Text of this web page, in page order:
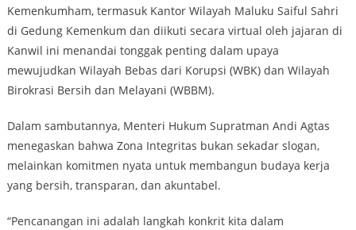
Kemenkumham, termasuk Kantor Wilayah Maluku Saiful Sahri
di Gedung Kemenkum dan diikuti secara virtual oleh jajaran di
Kanwil ini menandai tonggak penting dalam upaya
mewujudkan Wilayah Bebas dari Korupsi (WBK) dan Wilayah
Birokrasi Bersih dan Melayani (WBBM).
Dalam sambutannya, Menteri Hukum Supratman Andi Agtas
menegaskan bahwa Zona Integritas bukan sekadar slogan,
melainkan komitmen nyata untuk membangun budaya kerja
yang bersih, transparan, dan akuntabel.
“Pencanangan ini adalah langkah konkrit kita dalam